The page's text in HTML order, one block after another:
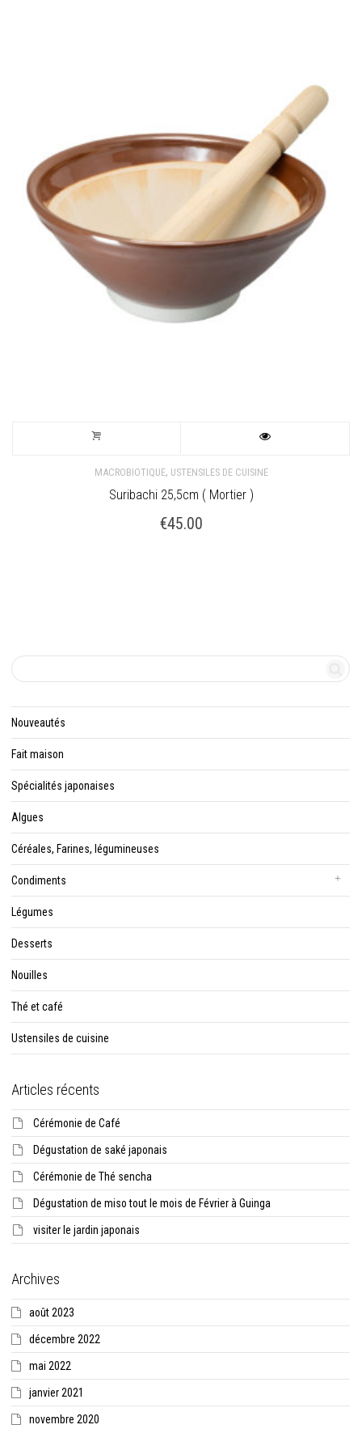
MACROBIOTIQUE, USTENSILES DE CUISINE
Suribachi 25,5cm ( Mortier )
€45.00
Nouveautés
Fait maison
Spécialités japonaises
Algues
Céréales, Farines, légumineuses
Condiments
Légumes
Desserts
Nouilles
Thé et café
Ustensiles de cuisine
Articles récents
Cérémonie de Café
Dégustation de saké japonais
Cérémonie de Thé sencha
Dégustation de miso tout le mois de Février à Guinga
visiter le jardin japonais
Archives
août 2023
décembre 2022
mai 2022
janvier 2021
novembre 2020